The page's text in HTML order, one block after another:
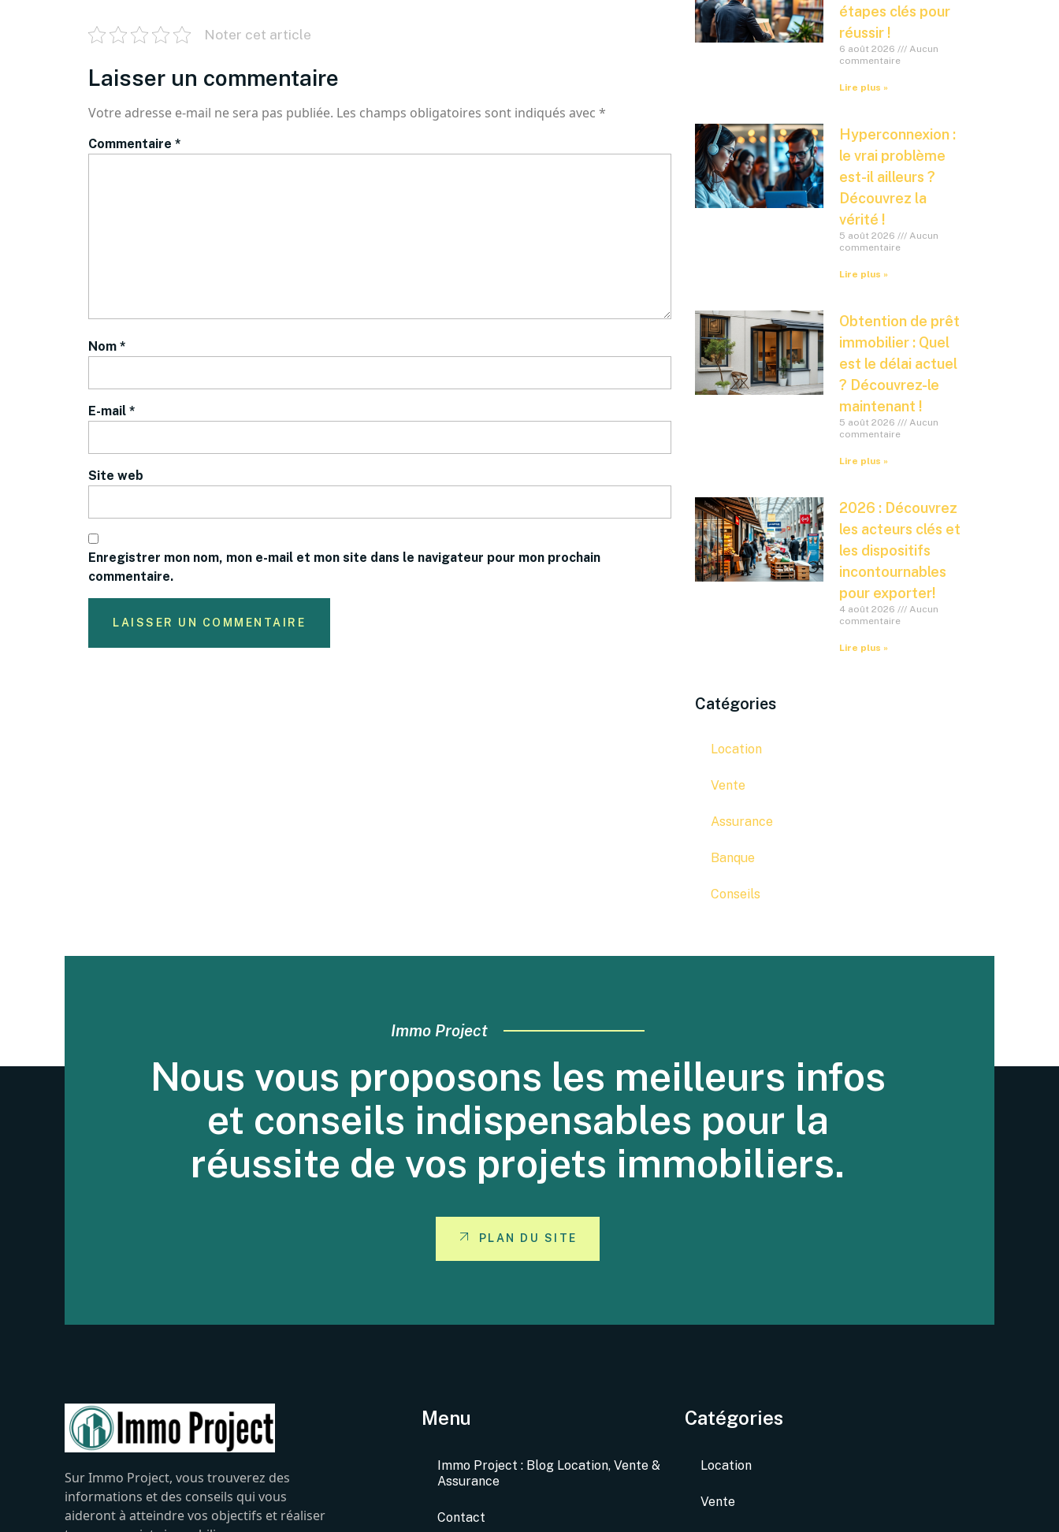
Noter cet article
Laisser un commentaire
Votre adresse e-mail ne sera pas publiée. Les champs obligatoires sont indiqués avec *
Commentaire *
Nom *
E-mail *
Site web
Enregistrer mon nom, mon e-mail et mon site dans le navigateur pour mon prochain
commentaire.
étapes clés pour
réussir !
6 août 2026
Aucun
commentaire
Lire plus »
Hyperconnexion :
le vrai problème
est-il ailleurs ?
Découvrez la
vérité !
5 août 2026
Aucun
commentaire
Lire plus »
Obtention de prêt
immobilier : Quel
est le délai actuel
? Découvrez-le
maintenant !
5 août 2026
Aucun
commentaire
Lire plus »
2026 : Découvrez
les acteurs clés et
les dispositifs
incontournables
pour exporter!
4 août 2026
Aucun
commentaire
Lire plus »
Catégories
Location
Vente
Assurance
Banque
Conseils
Immo Project
Nous vous proposons les meilleurs infos
et conseils indispensables pour la
réussite de vos projets immobiliers.
PLAN DU SITE
Sur Immo Project, vous trouverez des
informations et des conseils qui vous
aideront à atteindre vos objectifs et réaliser
Menu
Immo Project : Blog Location, Vente &
Assurance
Contact
Catégories
Location
Vente